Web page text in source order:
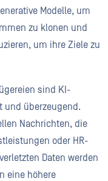
Modelle, um
zu klonen und
um ihre Ziele zu
sind KI-
und überzeugend.
Nachrichten, die
oder HR-
Daten werden
eine höhere